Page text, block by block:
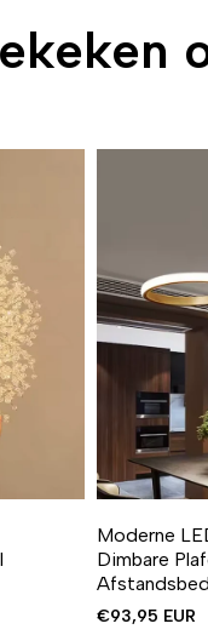
Moderne
Dimbare
€93,95 EUR